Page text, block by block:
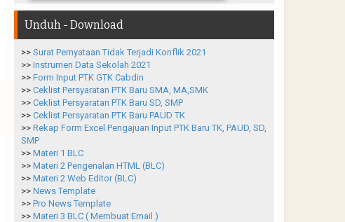
Unduh - Download
>> Surat Pernyataan Tidak Terjadi Konflik 2021
>> Instrumen Data Sekolah 2021
>> Form Input PTK GTK Cabdin
>> Ceklist Persyaratan PTK Baru SMA, MA,SMK
>> Ceklist Persyaratan PTK Baru SD, SMP
>> Ceklist Persyaratan PTK Baru PAUD TK
>> Rekap Form Excel Pengajuan Input PTK Baru TK, PAUD, SD,
SMP
>> Materi 1 BLC
>> Materi 2 Pengenalan HTML (BLC)
>> Materi 2 Web Editor (BLC)
>> News Template
>> Pro News Template
>> Materi 3 BLC ( Membuat Email )